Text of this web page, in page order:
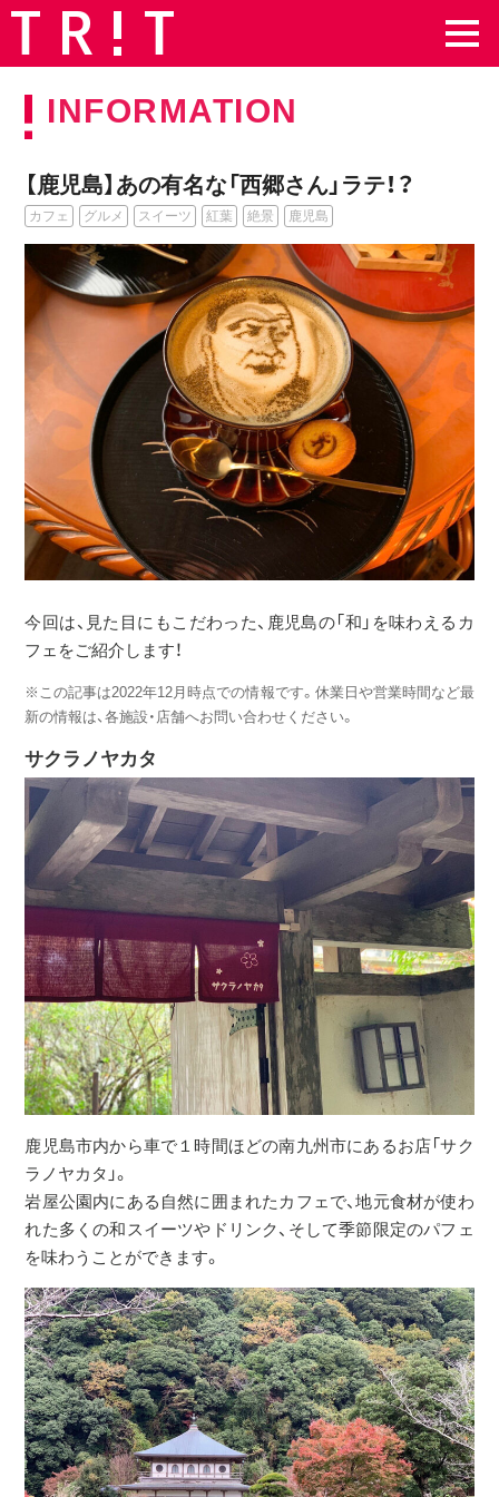
INFORMATION
【鹿児島】あの有名な「西郷さん」ラテ！？
カフェ グルメ スイーツ 紅葉 絶景 鹿児島
今回は、見た目にもこだわった、鹿児島の「和」を味わえるカ
フェをご紹介します！
※この記事は2022年12月時点での情報です。休業日や営業時間など最
新の情報は、各施設・店舗へお問い合わせください。
サクラノヤカタ
鹿児島市内から車で１時間ほどの南九州市にあるお店「サク
ラノヤカタ」。
岩屋公園内にある自然に囲まれたカフェで、地元食材が使わ
れた多くの和スイーツやドリンク、そして季節限定のパフェ
を味わうことができます。